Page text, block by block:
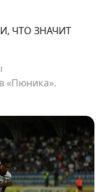
ЧТО ЗНАЧИТ
«Пюника».